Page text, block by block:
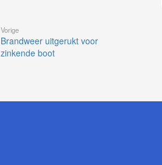
Vorige
Brandweer uitgerukt voor
zinkende boot